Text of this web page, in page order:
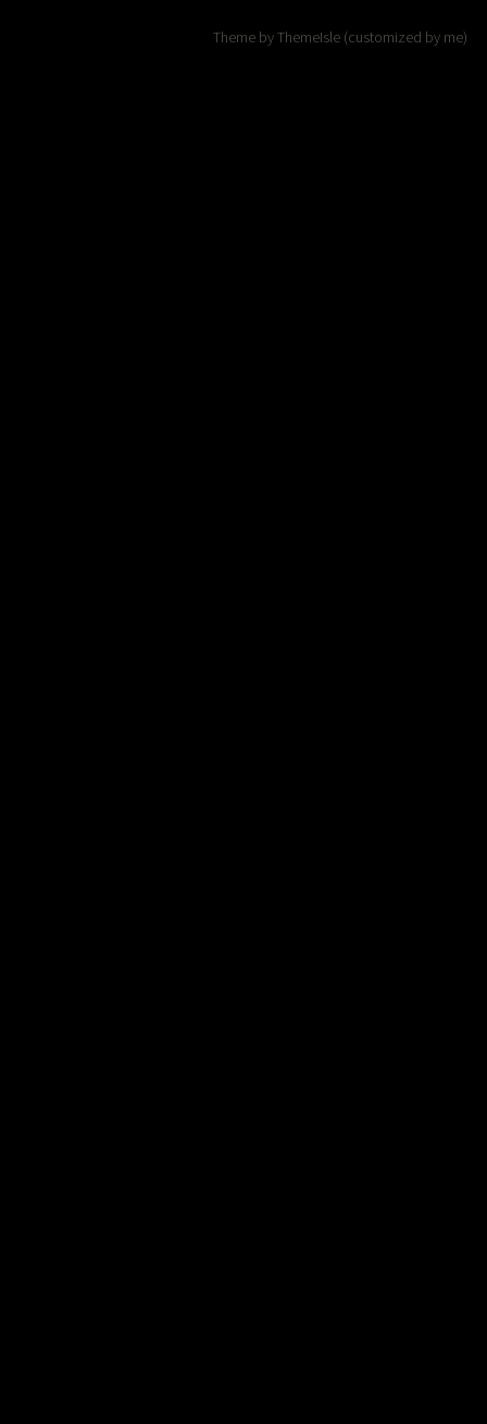
Theme byThemeIsle (customized by me)